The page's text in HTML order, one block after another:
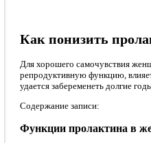
Как понизить
Для хорошего самочувствия
репродуктивную функцию,
удается забеременеть долгие
Содержание записи:
Функции пролактина в